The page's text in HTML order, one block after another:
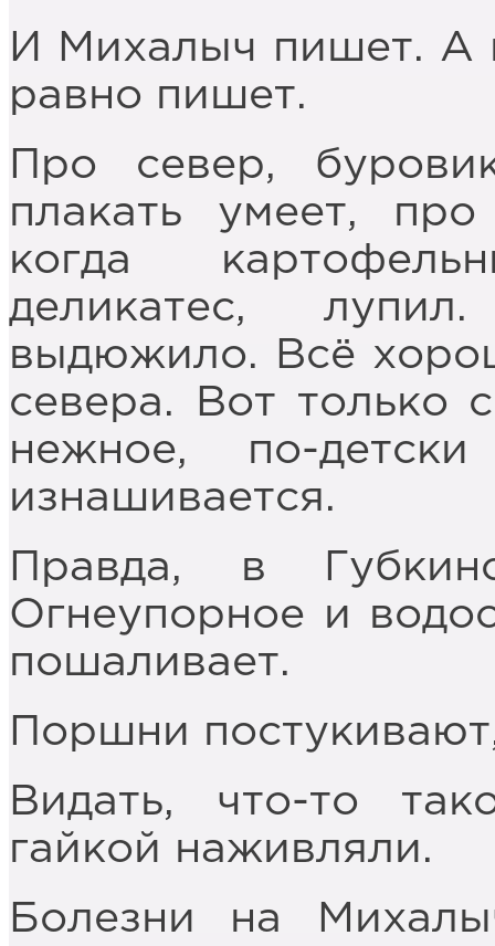
И Михалыч пишет. А
равно пишет.
Про север,
плакать умеет,
когда
деликатес,
выдюжило. Всё
севера. Вот только
нежное, по-
изнашивается.
Правда, в
Огнеупорное и
пошаливает.
Поршни
Видать, что-то
гайкой наживляли.
Болезни на